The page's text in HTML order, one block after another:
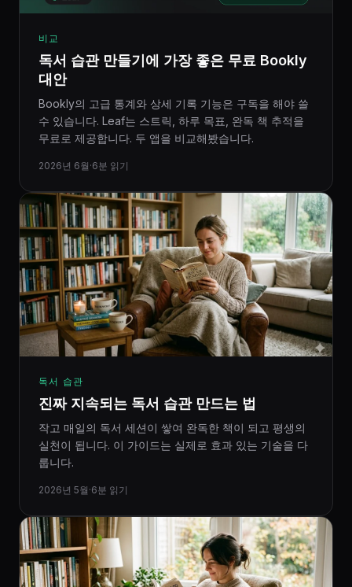
비교
독서 습관 만들기에 가장 좋은 무료 Bookly
대안
Bookly의 고급 통계와 상세 기록 기능은 구독을 해야 쓸
수 있습니다. Leaf는 스트릭, 하루 목표, 완독 책 추적을
무료로 제공합니다. 두 앱을 비교해봤습니다.
2026년 6월 ·6분 읽기
독서 습관
진짜 지속되는 독서 습관 만드는 법
작고 매일의 독서 세션이 쌓여 완독한 책이 되고 평생의
실천이 됩니다. 이 가이드는 실제로 효과 있는 기술을 다
룹니다.
2026년 5월 ·6분 읽기